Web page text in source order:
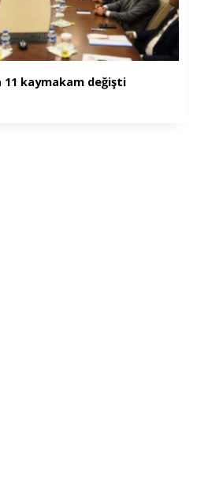
11 kaymakam değişti